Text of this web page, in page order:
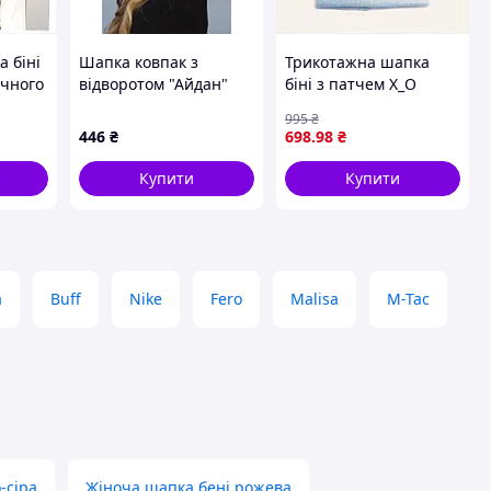
біні
Шапка ковпак з
відворотом "Айдан"
446 ₴
Купити
Трикотажна шапка
біні з патчем X_O
8A6350H54
698.98 ₴
995₴
Купити
Buff Nike Fero Malisa M-Tac